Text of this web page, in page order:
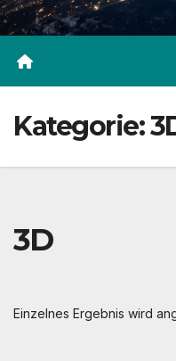
Kategorie:
3D
Einzelnes Ergebnis wird